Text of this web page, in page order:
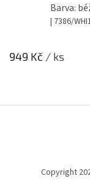
Barva:
| 7386/
949 Kč / ks
Copyright